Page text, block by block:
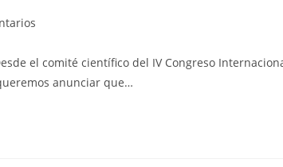
el comité científico del IV Congreso
anunciar que…